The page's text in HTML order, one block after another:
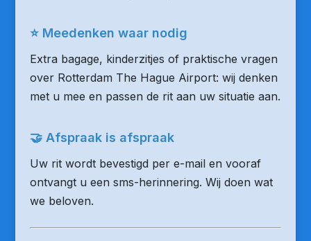
⭐ Meedenken waar nodig
Extra bagage, kinderzitjes of praktische vragen
over Rotterdam The Hague Airport: wij denken
met u mee en passen de rit aan uw situatie aan.
🤝 Afspraak is afspraak
Uw rit wordt bevestigd per e-mail en vooraf
ontvangt u een sms-herinnering. Wij doen wat
we beloven.